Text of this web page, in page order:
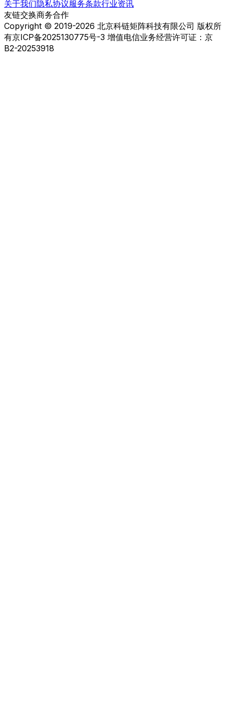
关于我们隐私协议服务条款行业资讯
友链交换商务合作
Copyright © 2019-2026 北京科链矩阵科技有限公司 版权所
有京ICP备2025130775号-3 增值电信业务经营许可证：京
B2-20253918